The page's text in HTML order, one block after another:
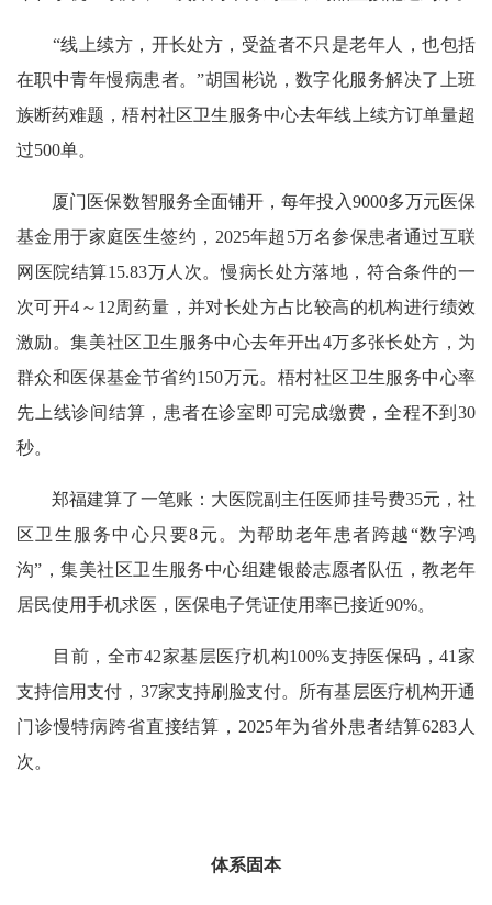
“线上续方，开长处方，受益者不只是老年人，也包括
在职中青年慢病患者。”胡国彬说，数字化服务解决了上班
族断药难题，梧村社区卫生服务中心去年线上续方订单量超
过500单。
厦门医保数智服务全面铺开，每年投入9000多万元医保
基金用于家庭医生签约，2025年超5万名参保患者通过互联
网医院结算15.83万人次。慢病长处方落地，符合条件的一
次可开4～12周药量，并对长处方占比较高的机构进行绩效
激励。集美社区卫生服务中心去年开出4万多张长处方，为
群众和医保基金节省约150万元。梧村社区卫生服务中心率
先上线诊间结算，患者在诊室即可完成缴费，全程不到30
秒。
郑福建算了一笔账：大医院副主任医师挂号费35元，社
区卫生服务中心只要8元。为帮助老年患者跨越“数字鸿
沟”，集美社区卫生服务中心组建银龄志愿者队伍，教老年
居民使用手机求医，医保电子凭证使用率已接近90%。
目前，全市42家基层医疗机构100%支持医保码，41家
支持信用支付，37家支持刷脸支付。所有基层医疗机构开通
门诊慢特病跨省直接结算，2025年为省外患者结算6283人
次。
体系固本